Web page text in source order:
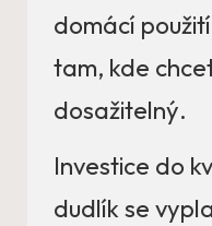
domácí
tam, kde
dosažitelný.
Investice do
dudlík se